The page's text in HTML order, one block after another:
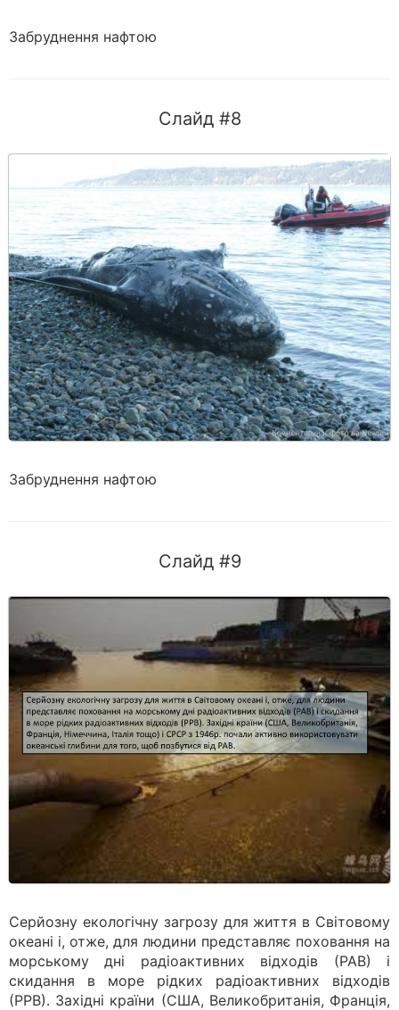
Забруднення нафтою
Слайд #8
Забруднення нафтою
Слайд #9
Серйозну екологічну загрозу для життя в Світовому
океані і, отже, для людини представляє поховання на
морському дні радіоактивних відходів (РАВ) і
скидання в море рідких радіоактивних відходів
(РРВ). Західні країни (США, Великобританія, Франція,